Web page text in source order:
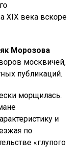
XIX века вскоре
Морозова
москвичей,
публикаций.
морщилась.
и
по
«глупого